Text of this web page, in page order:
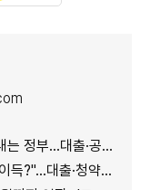
공임대 불이익 줄인다
청약·세금 따져보니